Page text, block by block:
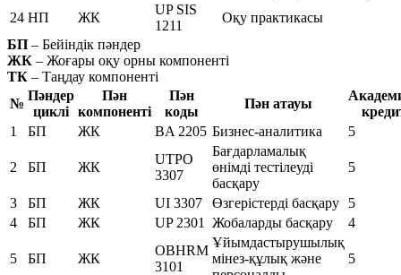
24 НП ЖК
UP SIS
1211
Оқу практикасы
БП – Бейіндік пәндер
ЖК – Жоғары оқу орны компоненті
ТК – Таңдау компоненті
№
Пәндер
циклі
Пән
компоненті
Пән
коды
Пән атауы
1
БП ЖК BA 2205 Бизнес-аналитика 5
2 БП ЖК
UTPO
3307
Бағдарламалық
өнімді тестілеуді
басқару
5
3 БП ЖК UI 3307 Өзгерістерді басқару
5
4
БП ЖК UP 2301 Жобаларды басқару 4
5 БП ЖК
OBHRM
3101
Ұйымдастырушылық
мінез-құлық және
5